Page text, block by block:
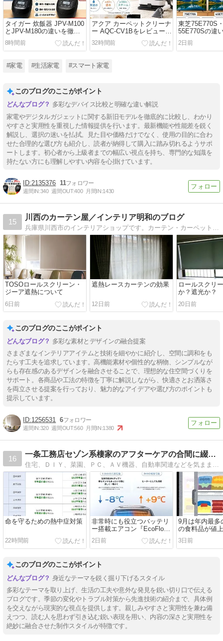
タイガー 炊飯器 JPV-M100
とJPV-M180の違いを徹底
比較レビュー｜買うならど
っちがおすすめ？
8時間前
アクア カーペットクリーナ
ー AQC-CV1Bをレビュー｜
口コミ・評判や使い勝手を
徹底解説
32時間前
東芝75E770S
55E770Sの違
レビュー｜サ
すめはどれ？
2日前
#家電 #生活家電 #スマート家電
このブログのここがポイント
多彩なデバイス比較と明確な違い解説
家電やデジタルガジェットに関する新旧モデルを徹底的に比較し、わかり
やすさと実用性を重視した情報提供を行います。最新機能や性能差を鋭く
解説し、選択の迷いを払拭。見た目や価格だけでなく、使用の目的に合わ
せた合理的な選び方も紹介し、読者が納得して購入に踏み切れるようサポ
ートします。初心者から上級者までの幅広い視点を持ち、専門的な知識を
持たない方にも理解しやすい内容を心掛けています。
2135376 11
週間IN:340 週間OUT:400 月間IN:1430
15
川西のカーテン屋／インテリア明和のブログ
兵庫県川西市のインテリアショップです。カーテン・カーペットに関する情報や日々の出来事についてお伝えします。
TOSOロールスクリーン・
ジーア遮熱について
6日前
遮熱レースカーテンの効果
12日前
ロールスクリ
か？遮光か？
20日前
このブログのここがポイント
多彩な素材とデザインの融合提案
さまざまなインテリアアイテムと技術を細やかに紹介し、空間に調和をも
たらす工夫を追求しています。高機能素材や個性的な柄物、シンプルなが
らも存在感のあるデザインを融合させることで、理想的な住空間づくりを
サポート。各商品や工法の特徴を丁寧に解説しながら、快適さとお洒落さ
を両立させる提案を行っており、魅力的なアイデアや選び方のポイントも
提示しています。
1256531 6
週間IN:320 週間OUT:560 月間IN:1380
16
一条工務店セゾン系棲家のアフターケアの合間に綴るブログ
命を守るための熱中症対策
22時間前
非常時にも役立つバッテリ
ー搭載エアコン『EcoFlow
WAVE 3』
2日前
9月は年内最多
の食料品が値
3日前
このブログのここがポイント
身近なテーマを鋭く掘り下げるスタイル
多彩なテーマを取り上げ、生活の工夫や意外な発見を鋭い切り口で伝える
ブログです。季節の変化やトラブル対策から先進技術の紹介まで、具体例
を交えながら現実的な視点を提供します。親しみやすさと実用性を兼ね備
えつつ、読む人を思わず引き込む鋭い表現を用い、内容の深さと実用性を
絶妙に融合させた制作スタイルが特徴です。